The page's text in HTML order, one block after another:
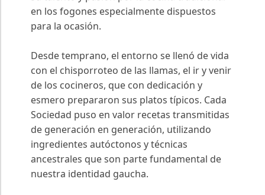
en los fogones especialmente dispuestos
para la ocasión.
Desde temprano, el entorno se llenó de vida
con el chisporroteo de las llamas, el ir y venir
de los cocineros, que con dedicación y
esmero prepararon sus platos típicos. Cada
Sociedad puso en valor recetas transmitidas
de generación en generación, utilizando
ingredientes autóctonos y técnicas
ancestrales que son parte fundamental de
nuestra identidad gaucha.